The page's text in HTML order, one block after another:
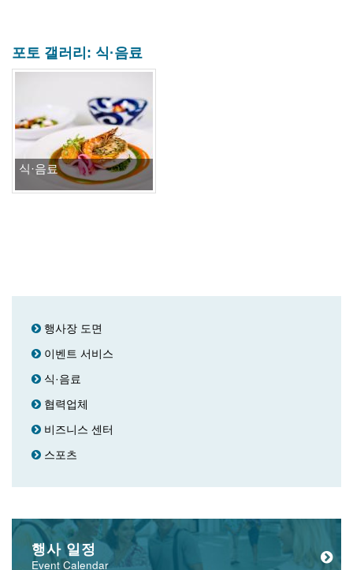
포토 갤러리: 식·음료
식·음료
행사장 도면
이벤트 서비스
식·음료
협력업체
비즈니스 센터
스포츠
행사 일정
Event Calendar